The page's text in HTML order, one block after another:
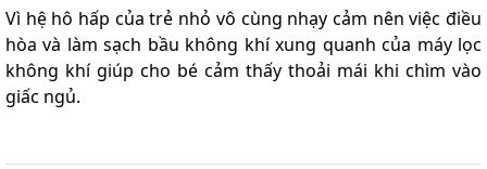
Vì hệ hô hấp của trẻ nhỏ vô cùng nhạy cảm nên việc điều
hòa và làm sạch bầu không khí xung quanh của máy lọc
không khí giúp cho bé cảm thấy thoải mái khi chìm vào
giấc ngủ.